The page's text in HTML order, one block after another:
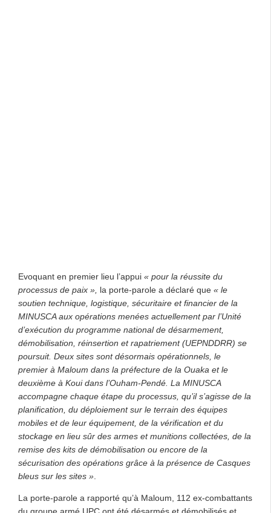
Evoquant en premier lieu l’appui « pour la réussite du
processus de paix », la porte-parole a déclaré que « le
soutien technique, logistique, sécuritaire et financier de la
MINUSCA aux opérations menées actuellement par l’Unité
d’exécution du programme national de désarmement,
démobilisation, réinsertion et rapatriement (UEPNDDRR) se
poursuit. Deux sites sont désormais opérationnels, le
premier à Maloum dans la préfecture de la Ouaka et le
deuxième à Koui dans l’Ouham-Pendé. La MINUSCA
accompagne chaque étape du processus, qu’il s’agisse de la
planification, du déploiement sur le terrain des équipes
mobiles et de leur équipement, de la vérification et du
stockage en lieu sûr des armes et munitions collectées, de la
remise des kits de démobilisation ou encore de la
sécurisation des opérations grâce à la présence de Casques
bleus sur les sites ».
La porte-parole a rapporté qu’à Maloum, 112 ex-combattants